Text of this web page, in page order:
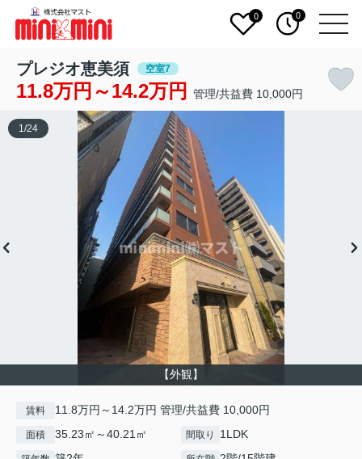
0 0
プレジオ恵美須 空室7
11.8万円～14.2万円 管理/共益費 10,000円
【外観】
1 /24
賃料 11.8万円～14.2万円 管理/共益費 10,000円
面積 35.23㎡～40.21㎡ 間取り 1LDK